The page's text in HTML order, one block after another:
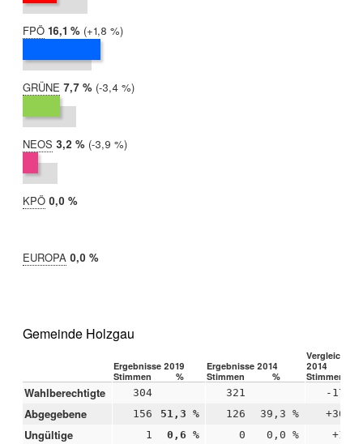
FPÖ 2019:
16,1 %
2014:
14,3 %
Differenz:
+1,8 %
GRÜNE 2019:
7,7 %
2014:
11,1 %
Differenz:
-3,4 %
NEOS 2019:
3,2 %
2014:
7,1 %
Differenz:
-3,9 %
KPÖ 2019:
0,0 %
EUROPA 2019:
0,0 %
Gemeinde Holzgau
Ergebnisse 2019 Ergebnisse 2014
Vergleich
2014
Stimmen
% Stimmen % Stimmen
Wahlberechtigte 304 321 -17
Abgegebene 156 51,3 % 126 39,3 % +30
Ungültige 1 0,6 % 0 0,0 % +1